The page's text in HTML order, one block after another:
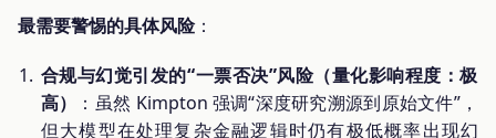
最需要警惕的具体风险：
合规与幻觉引发的“一票否决”风险（量化影响程度：极
高）
：虽然 Kimpton 强调“深度研究溯源到原始文件”，
但大模型在处理复杂金融逻辑时仍有极低概率出现幻